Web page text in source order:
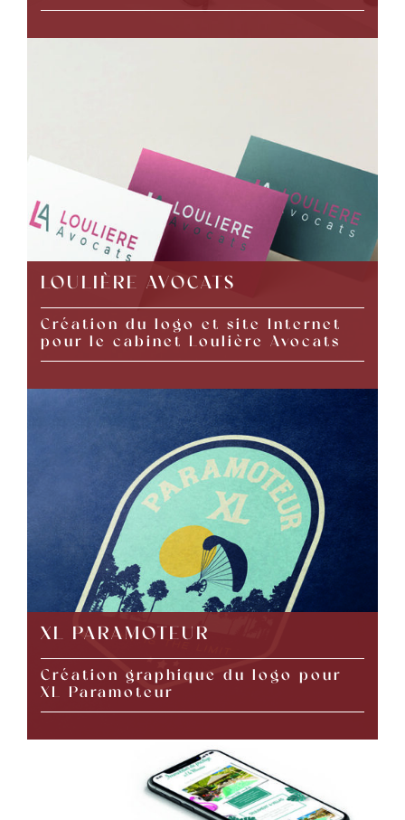
LOULIÈRE AVOCATS
Création du logo et site Internet
pour le cabinet Loulière Avocats
XL PARAMOTEUR
Création graphique du logo pour
XL Paramoteur